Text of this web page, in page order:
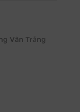
Vân Trắng